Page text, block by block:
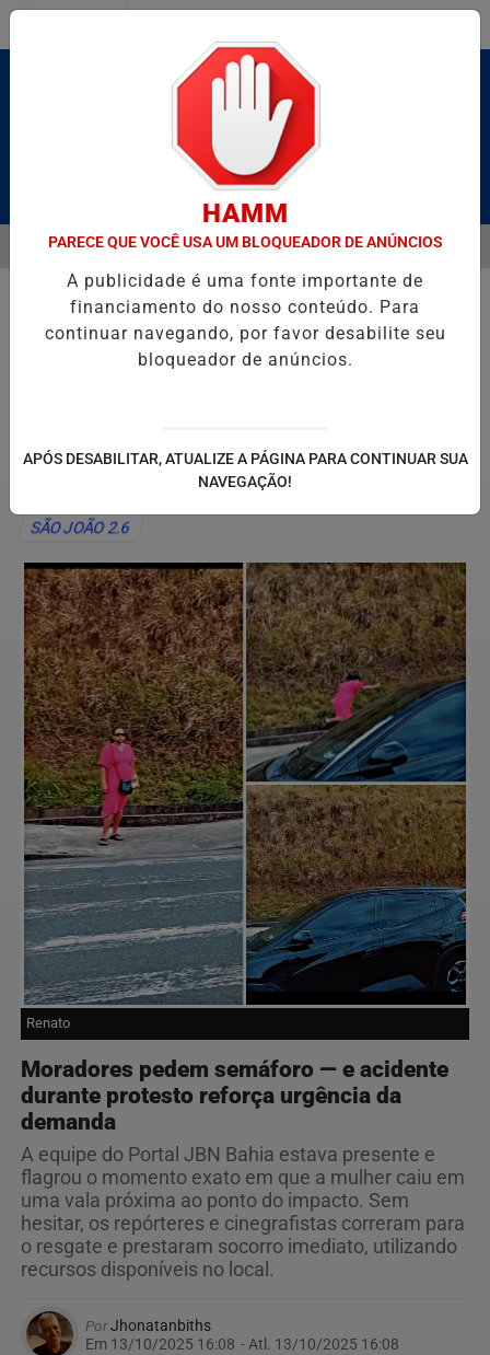
Pesquisar Notícia
E CAIQUE PIMENTA COM O MELHOR DO AXÉ DAS ANTIGAS
EM ALTA
MENU
SÃO JOÃO 2.6
Renato
Moradores pedem semáforo — e acidente
durante protesto reforça urgência da
demanda
A equipe do Portal JBN Bahia estava presente e
flagrou o momento exato em que a mulher caiu em
uma vala próxima ao ponto do impacto. Sem
hesitar, os repórteres e cinegrafistas correram para
o resgate e prestaram socorro imediato, utilizando
recursos disponíveis no local.
PorJhonatanbiths
Em 13/10/2025 16:08 - Atl. 13/10/2025 16:08
HAMM
PARECE QUE VOCÊ USA UM BLOQUEADOR DE ANÚNCIOS
A publicidade é uma fonte importante de
financiamento do nosso conteúdo. Para
continuar navegando, por favor desabilite seu
bloqueador de anúncios.
APÓS DESABILITAR, ATUALIZE A PÁGINA PARA CONTINUAR SUA
NAVEGAÇÃO!